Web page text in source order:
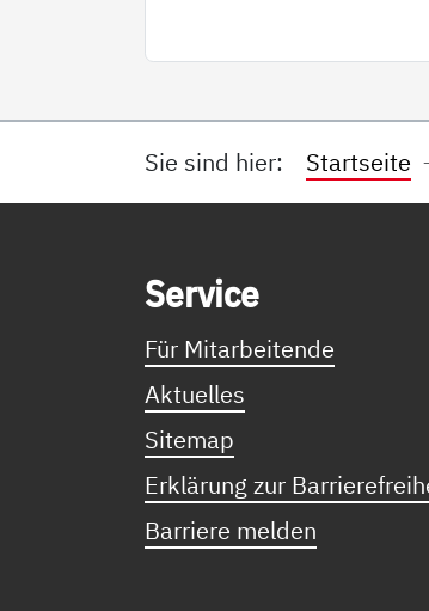
Sie sind hier: Startseite
Ser­vice
Für Mitarbeitende
Aktuelles
Sitemap
Erklärung zur
Barriere melden